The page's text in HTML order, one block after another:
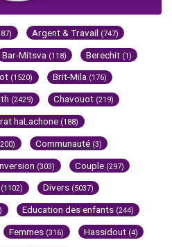
Argent & Travail (747)
Bar-Mitsva (118) Berechit (1)
(1520) Brit-Mila (176)
(2429) Chavouot (219)
haLachone (188)
Communauté (3)
(303) Couple (297)
(1102) Divers (5037)
Education des enfants (244)
Femmes (316) Hassidout (4)